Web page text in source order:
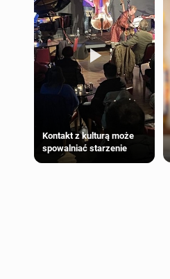
Kontakt z kulturą może
spowalniać starzenie